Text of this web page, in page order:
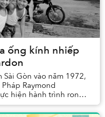
ống kính nhiếp
Gòn vào năm 1972,
Raymond
hiện hành trình rong
Nam.